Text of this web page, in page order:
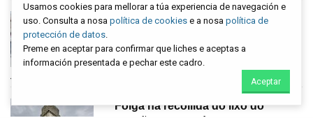
Desconvocada a folga na recollida
melloras laborais
Folga na recollida do lixo do
Usamos cookies para mellorar a túa experiencia de navegación e
uso. Consulta a nosa política de cookies e a nosa política de
protección de datos
Preme en aceptar para confirmar que liches e aceptas a
información presentada e pechar este cadro.
Aceptar